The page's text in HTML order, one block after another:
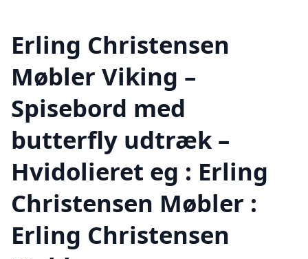
Erling Christensen
Møbler Viking –
Spisebord med
butterfly udtræk –
Hvidolieret eg : Erling
Christensen Møbler :
Erling Christensen